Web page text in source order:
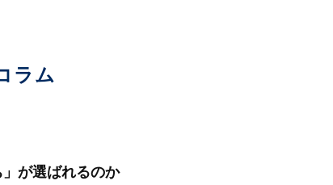
ラム
が選ばれるのか